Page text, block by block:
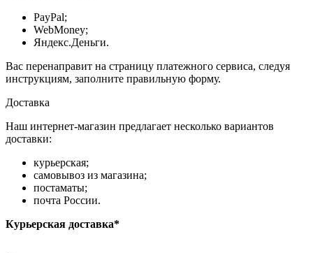
PayPal;
WebMoney;
Яндекс.Деньги.
Вас перенаправит на страницу платежного сервиса, следуя
инструкциям, заполните правильную форму.
Доставка
Наш интернет-магазин предлагает несколько вариантов
доставки:
курьерская;
самовывоз из магазина;
постаматы;
почта России.
Курьерская доставка*